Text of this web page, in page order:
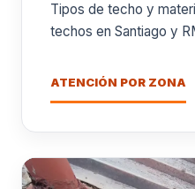
Tipos de techo y
techos en Santiago y
ATENCIÓN POR ZONA